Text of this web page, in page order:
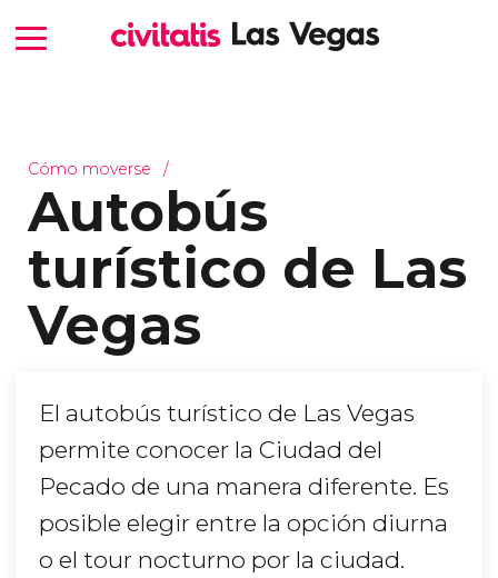
Cómo moverse
Autobús
turístico de Las
Vegas
El autobús turístico de Las Vegas
permite conocer la Ciudad del
Pecado de una manera diferente. Es
posible elegir entre la opción diurna
o el tour nocturno por la ciudad.